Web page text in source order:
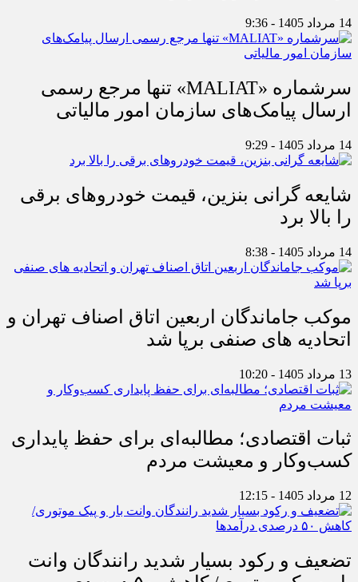
14 مرداد 1405 - 9:36
سرشماره «MALIAT» تنها مرجع رسمی
ارسال پیامک‌های سازمان امور مالیاتی
14 مرداد 1405 - 9:29
شایعه گرانی بنزین، قیمت خودروهای برقی
را بالا برد
14 مرداد 1405 - 8:38
موکب جاماندگان اربعین اتاق اصناف تهران و
اتحادیه های صنفی برپا شد
13 مرداد 1405 - 10:20
ثبات اقتصادی؛ مطالبه‌ای برای حفظ پایداری
کسب‌وکار و معیشت مردم
12 مرداد 1405 - 12:15
تضعیف و رکود بسیار شدید رانندگان وانت